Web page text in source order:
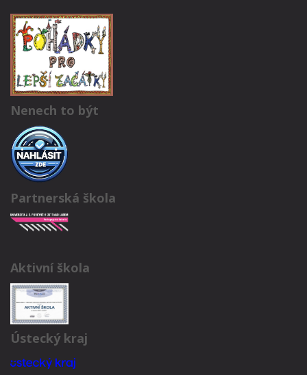
Nenech to být
Partnerská škola
Aktivní škola
Ústecký kraj